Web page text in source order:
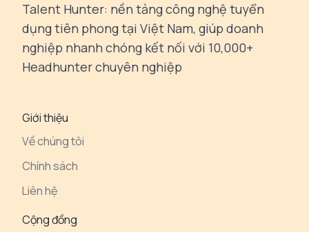
Talent Hunter: nền tảng công nghệ tuyển
dụng tiên phong tại Việt Nam, giúp doanh
nghiệp nhanh chóng kết nối với 10,000+
Headhunter chuyên nghiệp
Giới thiệu
Về chúng tôi
Chính sách
Liên hệ
Cộng đồng